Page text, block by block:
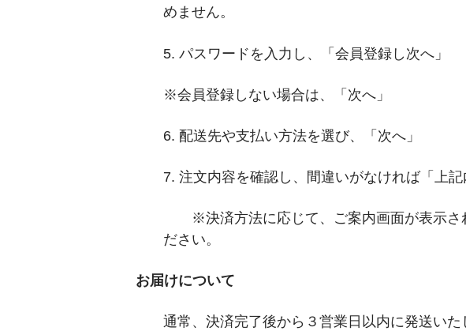
めません。
5.パスワードを入力し、「会員登録し次へ」
※会員登録しない場合は、 「次へ」
6.配送先や支払い方法を選び、 「 次へ 」
7.注文内容を確認し、 間違いがなければ「上記
※決済方法に応じて、ご案内画面が表示
ださい。
お届けについて
通常、決済完了後から ３営業日 以内に発送いた